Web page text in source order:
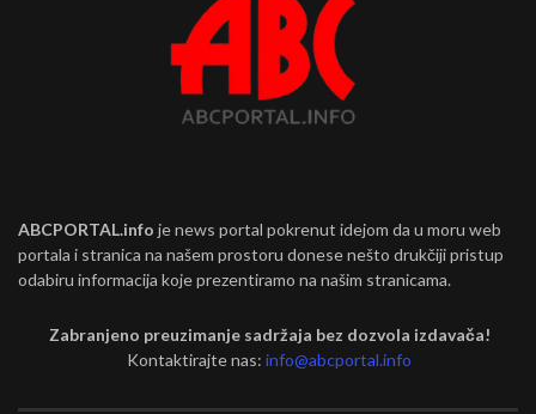
ABCPORTAL.info je news portal pokrenut idejom da u moru web
portala i stranica na našem prostoru donese nešto drukčiji pristup
odabiru informacija koje prezentiramo na našim stranicama.
Zabranjeno preuzimanje sadržaja bez dozvola izdavača!
Kontaktirajte nas:info@abcportal.info